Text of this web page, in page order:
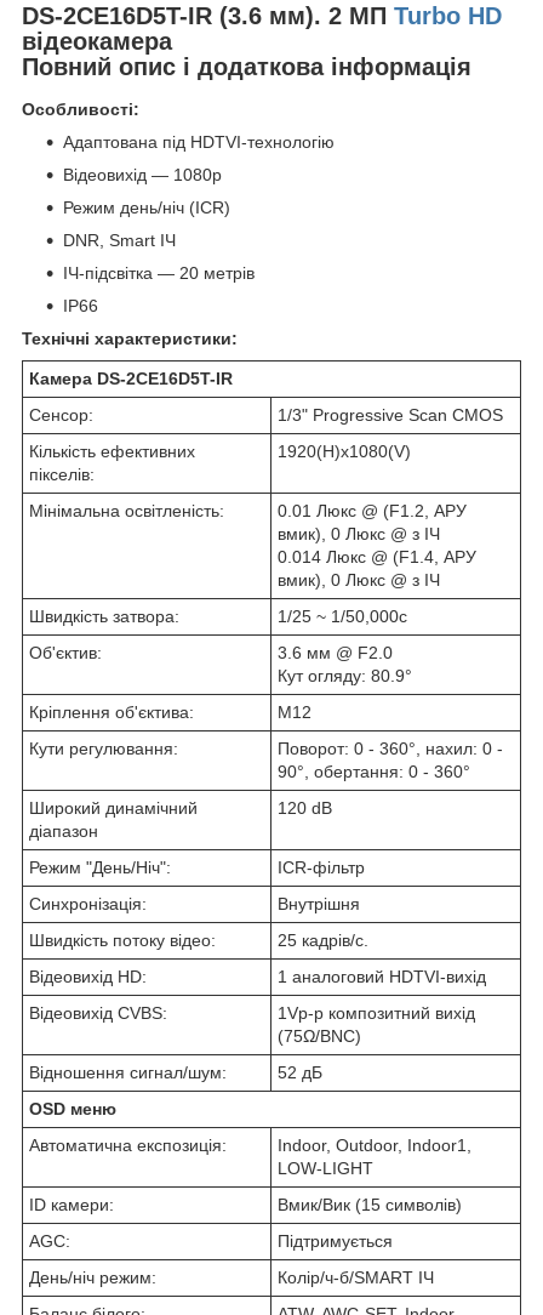
DS-2CE16D5T-IR (3.6 мм). 2 МП Turbo HD
відеокамера
Повний опис і додаткова інформація
Особливості:
Адаптована під HDTVI-технологію
Відеовихід — 1080p
Режим день/ніч (ICR)
DNR, Smart ІЧ
ІЧ-підсвітка — 20 метрів
IP66
Технічні характеристики:
Камера DS-2CE16D5T-IR
Сенсор:
1/3" Progressive Scan CMOS
Кількість ефективних
пікселів:
1920(H)х1080(V)
Мінімальна освітленість:
0.01 Люкс @ (F1.2, АРУ
вмик), 0 Люкс @ з ІЧ
0.014 Люкс @ (F1.4, АРУ
вмик), 0 Люкс @ з ІЧ
Швидкість затвора:
1/25 ~ 1/50,000с
Об'єктив:
3.6 мм @ F2.0
Кут огляду: 80.9°
Кріплення об'єктива:
М12
Кути регулювання:
Поворот: 0 - 360°, нахил: 0 -
90°, обертання: 0 - 360°
Широкий динамічний
діапазон
120 dB
Режим "День/Ніч":
ICR-фільтр
Синхронізація:
Внутрішня
Швидкість потоку відео:
25 кадрів/с.
Відеовихід HD:
1 аналоговий HDTVI-вихід
Відеовихід CVBS:
1Vp-p композитний вихід
(75Ω/BNC)
Відношення сигнал/шум:
52 дБ
OSD меню
Автоматична експозиція:
Indoor, Outdoor, Indoor1,
LOW-LIGHT
ID камери:
Вмик/Вик (15 символів)
AGC:
Підтримується
День/ніч режим:
Колір/ч-б/SMART ІЧ